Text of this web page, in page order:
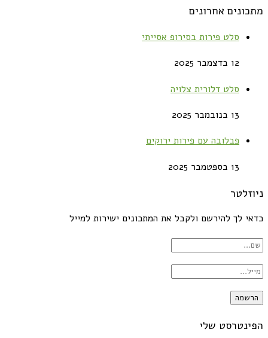
מתכונים אחרונים
סלט פירות בסירופ אסייתי
12 בדצמבר 2025
סלט דלורית צלויה
13 בנובמבר 2025
פבלובה עם פירות ירוקים
13 בספטמבר 2025
ניוזלטר
כדאי לך להירשם ולקבל את המתכונים ישירות למייל
הפינטרסט שלי